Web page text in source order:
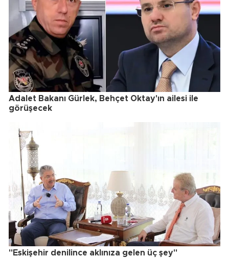
Adalet Bakanı Gürlek, Behçet Oktay'ın ailesi ile
görüşecek
"Eskişehir denilince aklınıza gelen üç şey"